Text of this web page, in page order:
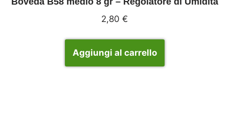
2,80 €
Aggiungi al carrello